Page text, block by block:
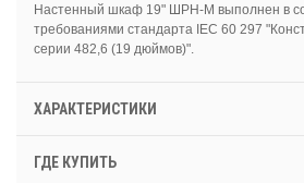
Настенный шкаф 19" ШРН-М выполнен в
требованиями стандарта IEC 60 297
серии 482,6 (19 дюймов)".
ХАРАКТЕРИСТИКИ
ГДЕ КУПИТЬ